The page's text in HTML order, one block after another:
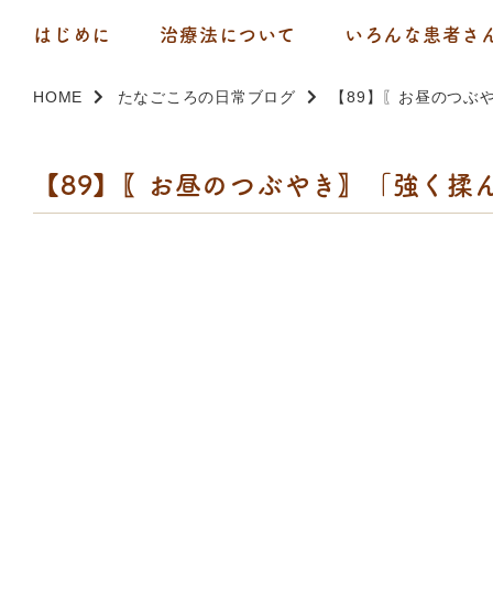
はじめに 治療法について いろんな患者さ
HOME たなごころの日常ブログ 【89】〖お昼のつぶ
【89】〖お昼のつぶやき〗「強く